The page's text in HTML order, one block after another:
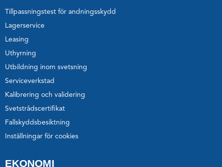
Tillpassningstest för andningsskydd
Lagerservice
Leasing
Uthyrning
Utbildning inom svetsning
Serviceverkstad
Kalibrering och validering
Svetstrådscertifikat
Fallskyddsbesiktning
Inställningar för cookies
EKONOMI